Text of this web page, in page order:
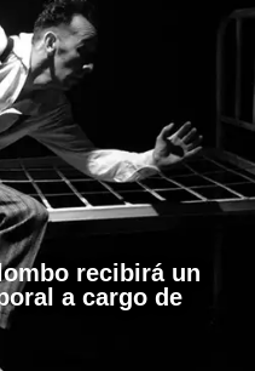
recibirá un
a cargo de